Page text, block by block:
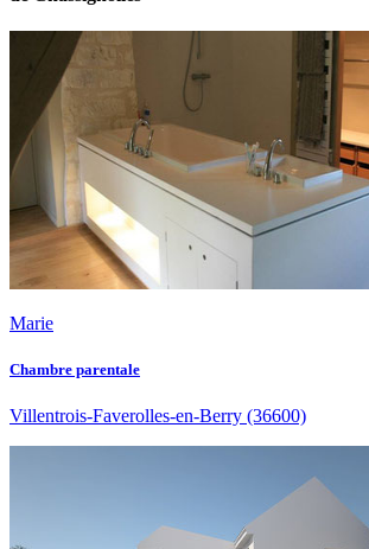
Marie
Chambre parentale
Villentrois-Faverolles-en-Berry (36600)